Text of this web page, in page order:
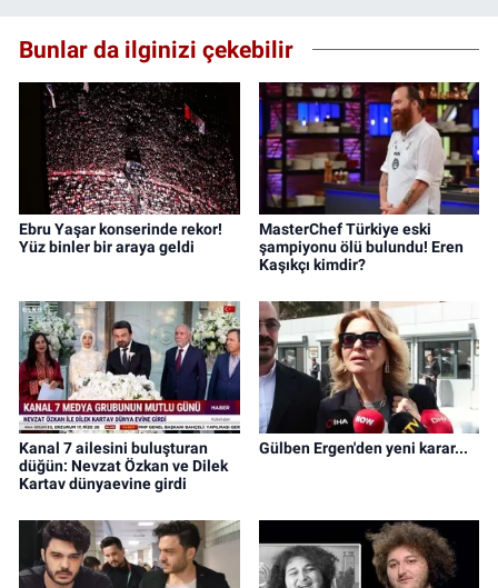
Bunlar da ilginizi çekebilir
Ebru Yaşar konserinde rekor!
Yüz binler bir araya geldi
MasterChef Türkiye eski
şampiyonu ölü bulundu! Eren
Kaşıkçı kimdir?
Kanal 7 ailesini buluşturan
düğün: Nevzat Özkan ve Dilek
Kartav dünyaevine girdi
Gülben Ergen'den yeni karar...